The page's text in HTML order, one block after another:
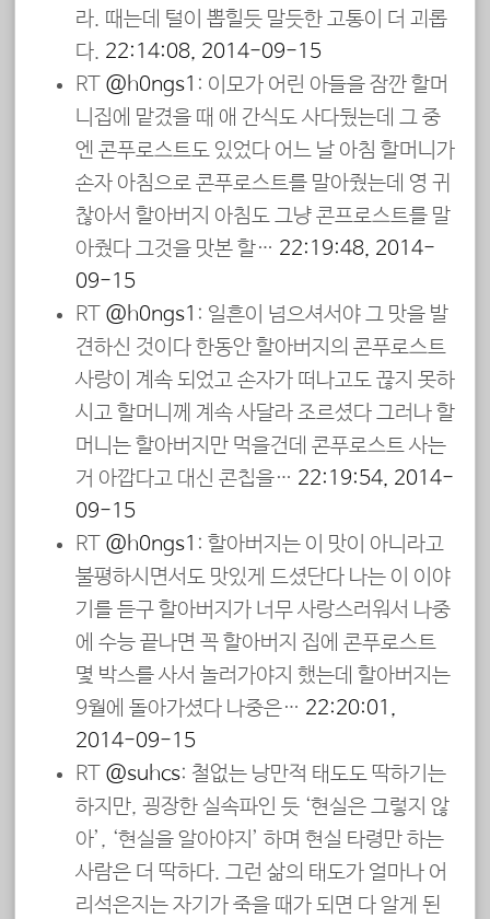
라. 때는데 털이 뽑힐듯 말듯한 고통이 더 괴롭
다. 22:14:08, 2014-09-15
RT @h0ngs1 : 이모가 어린 아들을 잠깐 할머
니집에 맡겼을 때 애 간식도 사다뒀는데 그 중
엔 콘푸로스트도 있었다 어느 날 아침 할머니가
손자 아침으로 콘푸로스트를 말아줬는데 영 귀
찮아서 할아버지 아침도 그냥 콘프로스트를 말
아줬다 그것을 맛본 할… 22:19:48, 2014-
09-15
RT @h0ngs1 : 일흔이 넘으셔서야 그 맛을 발
견하신 것이다 한동안 할아버지의 콘푸로스트
사랑이 계속 되었고 손자가 떠나고도 끊지 못하
시고 할머니께 계속 사달라 조르셨다 그러나 할
머니는 할아버지만 먹을건데 콘푸로스트 사는
거 아깝다고 대신 콘칩을… 22:19:54, 2014-
09-15
RT @h0ngs1 : 할아버지는 이 맛이 아니라고
불평하시면서도 맛있게 드셨단다 나는 이 이야
기를 듣구 할아버지가 너무 사랑스러워서 나중
에 수능 끝나면 꼭 할아버지 집에 콘푸로스트
몇 박스를 사서 놀러가야지 했는데 할아버지는
9월에 돌아가셨다 나중은… 22:20:01,
2014-09-15
RT @suhcs: 철없는 낭만적 태도도 딱하기는
하지만, 굉장한 실속파인 듯 ‘현실은 그렇지 않
아’, ‘현실을 알아야지’ 하며 현실 타령만 하는
사람은 더 딱하다. 그런 삶의 태도가 얼마나 어
리석은지는 자기가 죽을 때가 되면 다 알게 된